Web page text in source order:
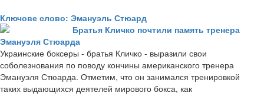
Ключове слово: Эмануэль Стюард
Братья Кличко почтили память тренера
Эмануэля Стюарда
Украинские боксеры - братья Кличко - выразили свои
соболезнования по поводу кончины американского тренера
Эмануэля Стюарда. Отметим, что он занимался тренировкой
таких выдающихся деятелей мирового бокса, как